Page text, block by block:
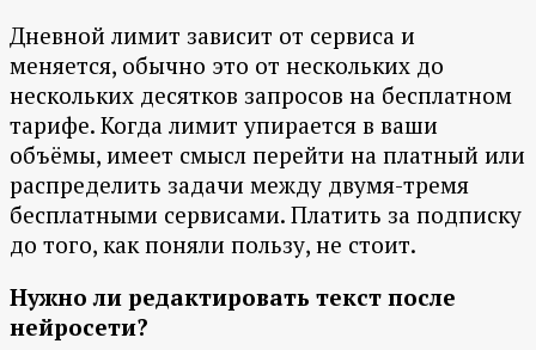
Дневной лимит зависит от сервиса и
меняется, обычно это от нескольких до
нескольких десятков запросов на бесплатном
тарифе. Когда лимит упирается в ваши
объёмы, имеет смысл перейти на платный или
распределить задачи между двумя-тремя
бесплатными сервисами. Платить за подписку
до того, как поняли пользу, не стоит.
Нужно ли редактировать текст после
нейросети?